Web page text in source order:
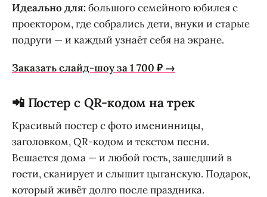
Идеально для:большого семейного юбилея с
проектором, где собрались дети, внуки и старые
подруги — и каждый узнаёт себя на экране.
Заказать слайд-шоу за 1 700 ₽ →
📲 Постер с QR-кодом на трек
Красивый постер с фото именинницы,
заголовком, QR-кодом и текстом песни.
Вешается дома — и любой гость, зашедший в
гости, сканирует и слышит цыганскую. Подарок,
который живёт долго после праздника.